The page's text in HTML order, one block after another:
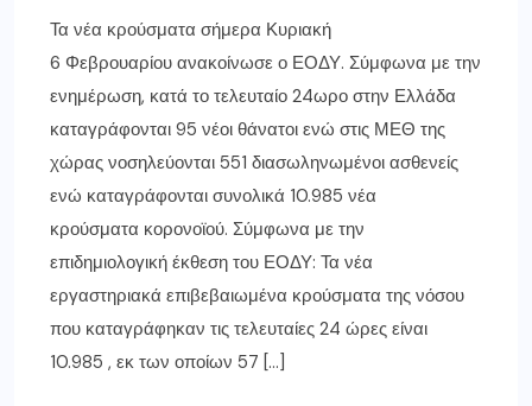
Τα νέα κρούσματα σήμερα Κυριακή
6 Φεβρουαρίου ανακοίνωσε ο ΕΟΔΥ. Σύμφωνα με την
ενημέρωση, κατά το τελευταίο 24ωρο στην Ελλάδα
καταγράφονται 95 νέοι θάνατοι ενώ στις ΜΕΘ της
χώρας νοσηλεύονται 551 διασωληνωμένοι ασθενείς
ενώ καταγράφονται συνολικά 10.985 νέα
κρούσματα κορονοϊού. Σύμφωνα με την
επιδημιολογική έκθεση του ΕΟΔΥ: Τα νέα
εργαστηριακά επιβεβαιωμένα κρούσματα της νόσου
που καταγράφηκαν τις τελευταίες 24 ώρες είναι
10.985 , εκ των οποίων 57 […]